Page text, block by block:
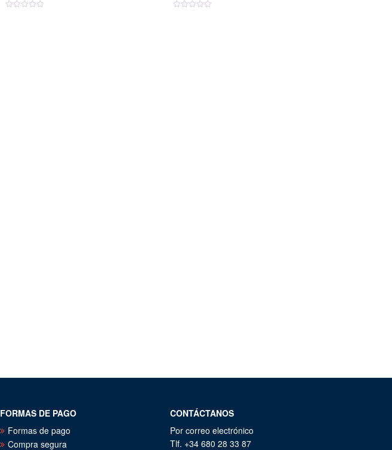
FORMAS DE PAGO
Formas de pago
Compra segura
CONTÁCTANOS
Por correo electrónico
Tlf. +34 680 28 33 87